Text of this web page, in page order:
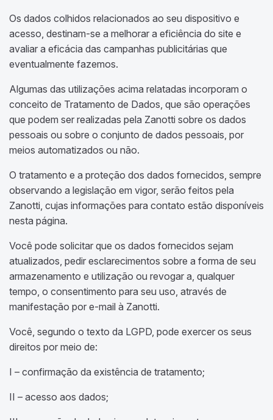
Os dados colhidos relacionados ao seu dispositivo e
acesso, destinam-se a melhorar a eficiência do site e
avaliar a eficácia das campanhas publicitárias que
eventualmente fazemos.
Algumas das utilizações acima relatadas incorporam o
conceito de Tratamento de Dados, que são operações
que podem ser realizadas pela Zanotti sobre os dados
pessoais ou sobre o conjunto de dados pessoais, por
meios automatizados ou não.
O tratamento e a proteção dos dados fornecidos, sempre
observando a legislação em vigor, serão feitos pela
Zanotti, cujas informações para contato estão disponíveis
nesta página.
Você pode solicitar que os dados fornecidos sejam
atualizados, pedir esclarecimentos sobre a forma de seu
armazenamento e utilização ou revogar a, qualquer
tempo, o consentimento para seu uso, através de
manifestação por e-mail à Zanotti.
Você, segundo o texto da LGPD, pode exercer os seus
direitos por meio de:
I – confirmação da existência de tratamento;
II – acesso aos dados;